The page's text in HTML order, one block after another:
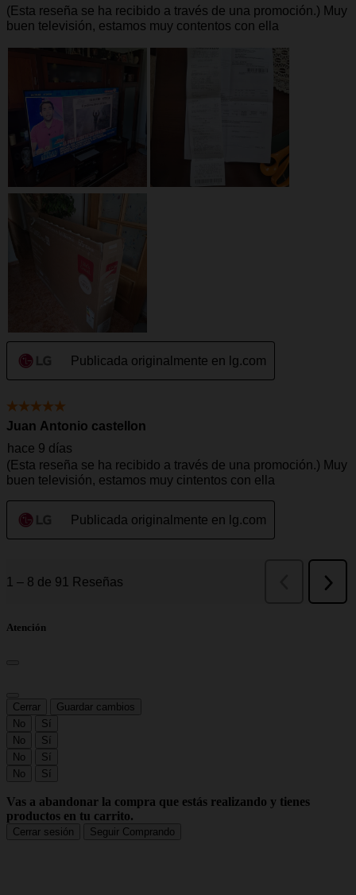
Atención
Cerrar
Guardar cambios
No
Sí
No
Sí
No
Sí
No
Sí
Vas a abandonar la compra que estás realizando y tienes
productos en tu carrito.
Cerrar sesión Seguir Comprando